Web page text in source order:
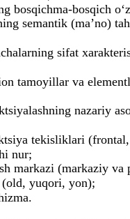
bosqichma-bosqich
semantik (ma’no)
sifat
tamoyillar va
nazariy
tekisliklari
nur;
markazi (markaziy
yuqori, yon);